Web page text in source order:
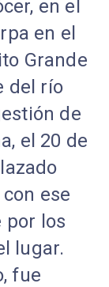
en el
en el
Grande
del río
de
el 20 de
ese
por los
lugar.
fue